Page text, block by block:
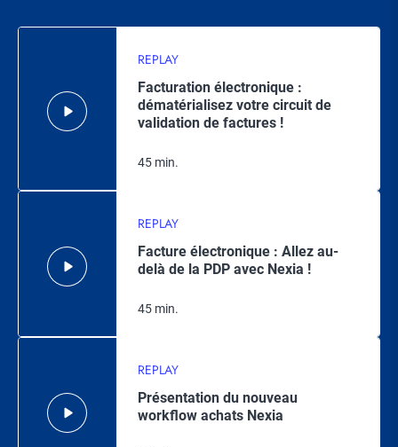
REPLAY
Facturation électronique :
dématérialisez votre circuit de
validation de factures !
45 min.
REPLAY
Facture électronique : Allez au-
delà de la PDP avec Nexia !
45 min.
REPLAY
Présentation du nouveau
workflow achats Nexia